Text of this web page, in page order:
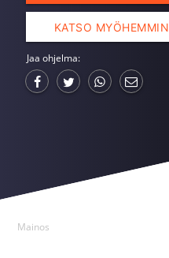
KATSO MYÖHEMMIN
Jaa ohjelma:
Mainos